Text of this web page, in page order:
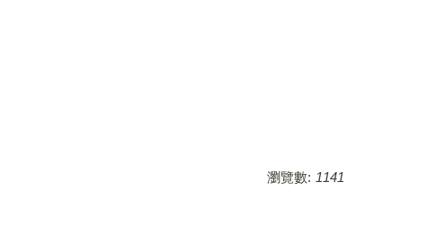
瀏覽數: 1141